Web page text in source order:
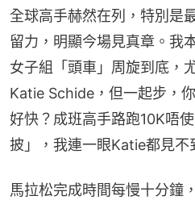
全球高手赫然在列，特別是
留力，明顯今場見真章。我
女子組「頭車」周旋到底，
Katie Schide，但一起步，
好快？成班高手路跑10K唔
披」，我連一眼Katie都見不
馬拉松完成時間每慢十分鐘